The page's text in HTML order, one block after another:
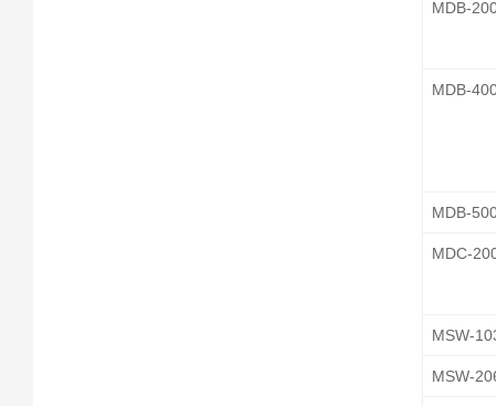
MDB-
MDB-
MDB-
MDC-
MSW-
MSW-